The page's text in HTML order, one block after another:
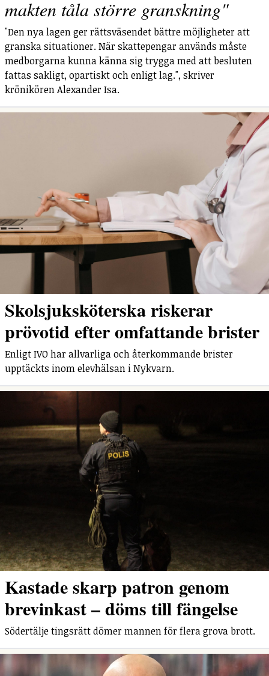
makten tåla större granskning"
"Den nya lagen ger rättsväsendet bättre möjligheter att
granska situationer. När skattepengar används måste
medborgarna kunna känna sig trygga med att besluten
fattas sakligt, opartiskt och enligt lag.", skriver
krönikören Alexander Isa.
Skolsjuksköterska riskerar
prövotid efter omfattande brister
Enligt IVO har allvarliga och återkommande brister
upptäckts inom elevhälsan i Nykvarn.
Kastade skarp patron genom
brevinkast – döms till fängelse
Södertälje tingsrätt dömer mannen för flera grova brott.